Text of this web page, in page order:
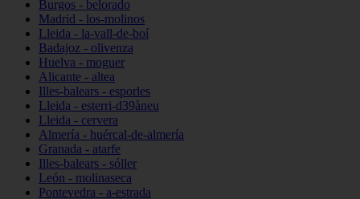
Burgos - belorado
Madrid - los-molinos
Lleida - la-vall-de-boí
Badajoz - olivenza
Huelva - moguer
Alicante - altea
Illes-balears - esporles
Lleida - esterri-d39àneu
Lleida - cervera
Almería - huércal-de-almería
Granada - atarfe
Illes-balears - sóller
León - molinaseca
Pontevedra - a-estrada